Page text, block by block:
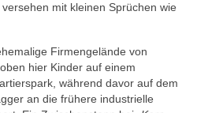
mit kleinen Sprüchen wie
Firmengelände von
hier Kinder auf einem
während davor auf dem
an die frühere industrielle